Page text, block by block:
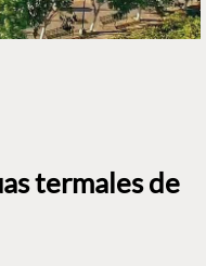
termales de